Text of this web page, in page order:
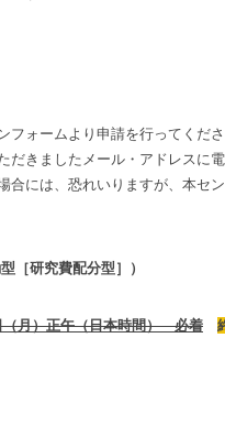
フォームより申請を行ってくだ
だきましたメール・アドレスに
には、恐れいりますが、本セ
［研究費配分型］）
（月）正午（日本時間） 必着